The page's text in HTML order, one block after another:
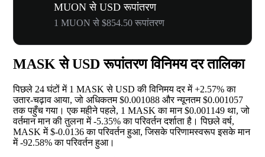
MUON से USD रूपांतरण
1 MUON से $854.50 रूपांतरण
MASK से USD रूपांतरण विनिमय दर तालिका
पिछले 24 घंटों में 1 MASK से USD की विनिमय दर में+2.57%का
उतार-चढ़ाव आया, जो अधिकतम $0.001088 और न्यूनतम $0.001057
तक पहुँच गया। एक महीने पहले, 1 MASK का मान $0.001149 था, जो
वर्तमान मान की तुलना में-5.35%का परिवर्तन दर्शाता है। पिछले वर्ष,
MASK में $-0.0136 का परिवर्तन हुआ, जिसके परिणामस्वरूप इसके मान
में-92.58%का परिवर्तन हुआ।